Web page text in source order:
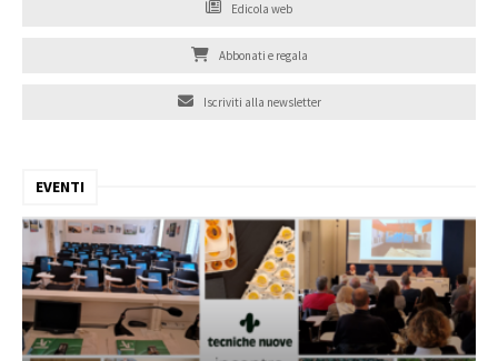
Edicola web
Abbonati e regala
Iscriviti alla newsletter
EVENTI